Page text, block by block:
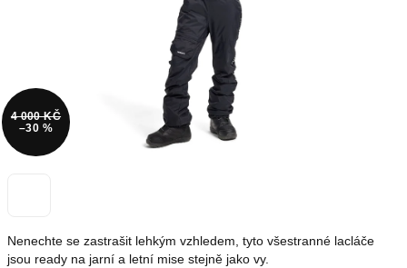
Měna
(CZK)
Nevíte
si
rady?
Nenechte se zastrašit lehkým vzhledem, tyto všestranné lacláče
jsou ready na jarní a letní mise stejně jako vy.
4 000 KČ
–30 %